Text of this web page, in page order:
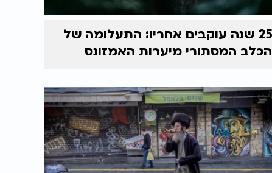
25 שנה עוקבים אחריו: התעלומה של
הכלב המסתורי מיערות האמזונס